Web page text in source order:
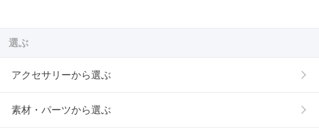
選ぶ
アクセサリーから選ぶ
素材・パーツから選ぶ